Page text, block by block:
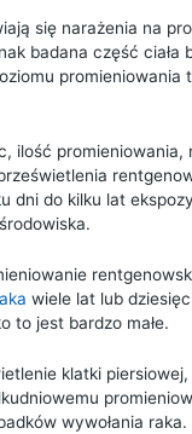
się narażenia na
badana część ciała
promieniowania
ilość promieniowania,
dni do kilku lat
wiele lat lub
to jest bardzo małe.
klatki
wywołania